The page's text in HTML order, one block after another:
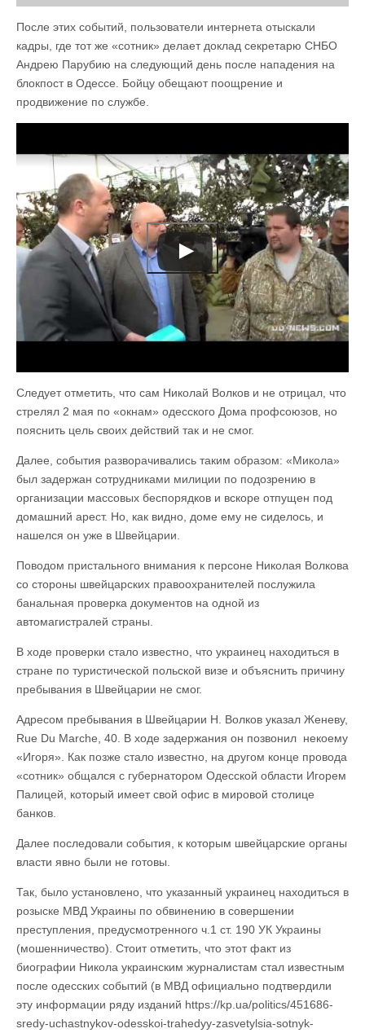
После этих событий, пользователи интернета отыскали
кадры, где тот же «сотник» делает доклад секретарю СНБО
Андрею Парубию на следующий день после нападения на
блокпост в Одессе. Бойцу обещают поощрение и
продвижение по службе.
Следует отметить, что сам Николай Волков и не отрицал, что
стрелял 2 мая по «окнам» одесского Дома профсоюзов, но
пояснить цель своих действий так и не смог.
Далее, события разворачивались таким образом: «Микола»
был задержан сотрудниками милиции по подозрению в
организации массовых беспорядков и вскоре отпущен под
домашний арест. Но, как видно, доме ему не сиделось, и
нашелся он уже в Швейцарии.
Поводом пристального внимания к персоне Николая Волкова
со стороны швейцарских правоохранителей послужила
банальная проверка документов на одной из
автомагистралей страны.
В ходе проверки стало известно, что украинец находиться в
стране по туристической польской визе и объяснить причину
пребывания в Швейцарии не смог.
Адресом пребывания в Швейцарии Н. Волков указал Женеву,
Rue Du Marche, 40. В ходе задержания он позвонил некоему
«Игоря». Как позже стало известно, на другом конце провода
«сотник» общался с губернатором Одесской области Игорем
Палицей, который имеет свой офис в мировой столице
банков.
Далее последовали события, к которым швейцарские органы
власти явно были не готовы.
Так, было установлено, что указанный украинец находиться в
розыске МВД Украины по обвинению в совершении
преступления, предусмотренного ч.1 ст. 190 УК Украины
(мошенничество). Стоит отметить, что этот факт из
биографии Никола украинским журналистам стал известным
после одесских событий (в МВД официально подтвердили
эту информации ряду изданий https://kp.ua/politics/451686-
sredy-uchastnykov-odesskoi-trahedyy-zasvetylsia-sotnyk-